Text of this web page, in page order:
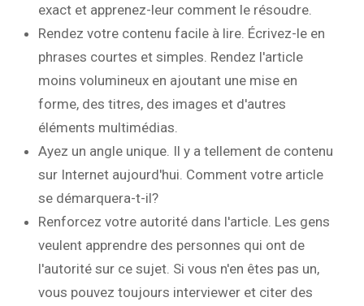
exact et apprenez-leur comment le résoudre.
Rendez votre contenu facile à lire. Écrivez-le en
phrases courtes et simples. Rendez l'article
moins volumineux en ajoutant une mise en
forme, des titres, des images et d'autres
éléments multimédias.
Ayez un angle unique. Il y a tellement de contenu
sur Internet aujourd'hui. Comment votre article
se démarquera-t-il?
Renforcez votre autorité dans l'article. Les gens
veulent apprendre des personnes qui ont de
l'autorité sur ce sujet. Si vous n'en êtes pas un,
vous pouvez toujours interviewer et citer des